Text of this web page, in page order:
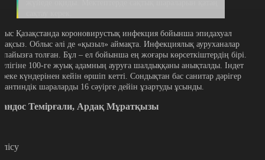
Қазақстанда короновирустық инфекция бойынша эпидахуал
Облыс әлі де «қызыл» аймақта. Инфекциялық ауруханалар
пайызға толған. Бұл – ел бойынша ең жоғары көрсеткіштердің бірі.
100-ге жуық адамның ауруға шалдыққаны анықталды. Індет
күндерінен кейін өршіп кетті. Сондықтан бас санитар дәрігер
шараларды 16 сәуірге дейін ұзартуды ұсынды.
Темірғали, Ардақ Мұратқызы